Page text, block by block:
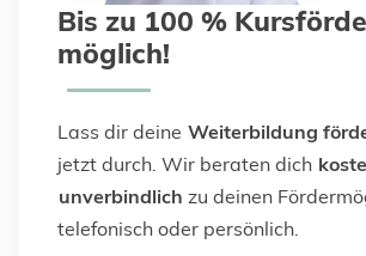
Bis zu 100 %
möglich!
Lass dir deine Weiterbildung
jetzt durch. Wir beraten dich
unverbindlich zu deinen
telefonisch oder persönlich.